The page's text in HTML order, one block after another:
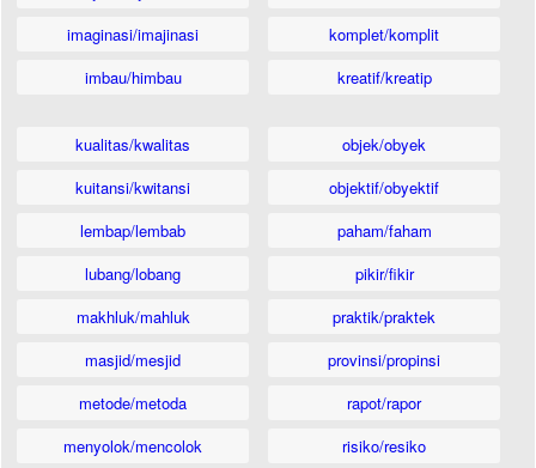
imaginasi/imajinasi
imbau/himbau
komplet/komplit
kreatif/kreatip
kualitas/kwalitas
kuitansi/kwitansi
lembap/lembab
lubang/lobang
makhluk/mahluk
masjid/mesjid
metode/metoda
menyolok/mencolok
objek/obyek
objektif/obyektif
paham/faham
pikir/fikir
praktik/praktek
provinsi/propinsi
rapot/rapor
risiko/resiko